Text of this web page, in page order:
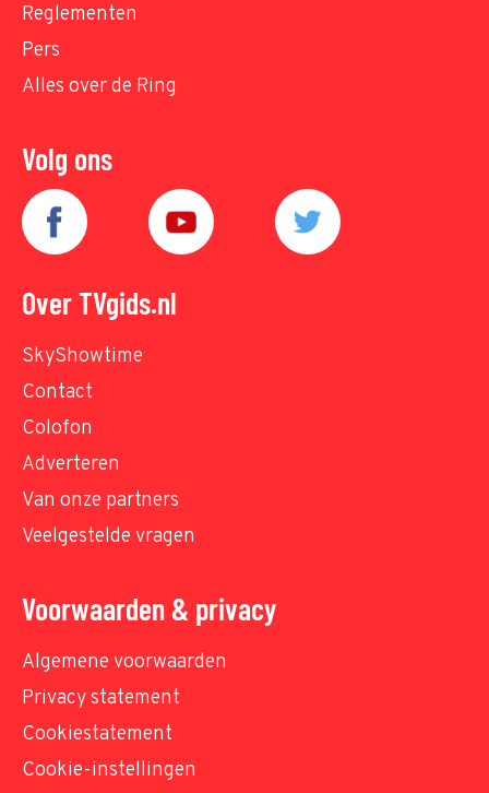
Reglementen
Pers
Alles over de Ring
Volg ons
Over TVgids.nl
SkyShowtime
Contact
Colofon
Adverteren
Van onze partners
Veelgestelde vragen
Voorwaarden & privacy
Algemene voorwaarden
Privacy statement
Cookiestatement
Cookie-instellingen